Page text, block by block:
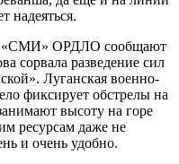
надеяться.
«СМИ» ОРДЛО сообщают
сорвала разведение сил
Луганская военно-
фиксирует обстрелы на
высоту на горе
ресурсам даже не
и очень удобно.